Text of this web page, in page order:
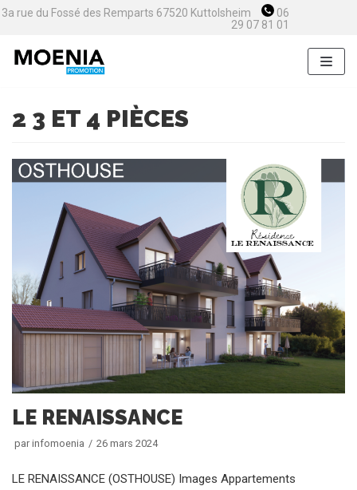
3a rue du Fossé des Remparts 67520 Kuttolsheim
06
29 07 81 01
Aller
contenu
2 3 ET 4 PIÈCES
LE RENAISSANCE
par infomoenia 26 mars 2024
LE RENAISSANCE (OSTHOUSE) Images Appartements